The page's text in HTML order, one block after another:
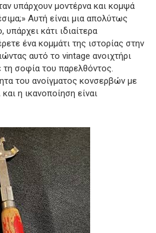
υπάρχουν μοντέρνα και κομψά
Αυτή είναι μια απολύτως
κάτι ιδιαίτερα
ένα κομμάτι της ιστορίας στην
αυτό το vintage ανοιχτήρι
σοφία του παρελθόντος.
του ανοίγματος κονσερβών με
η ικανοποίηση είναι